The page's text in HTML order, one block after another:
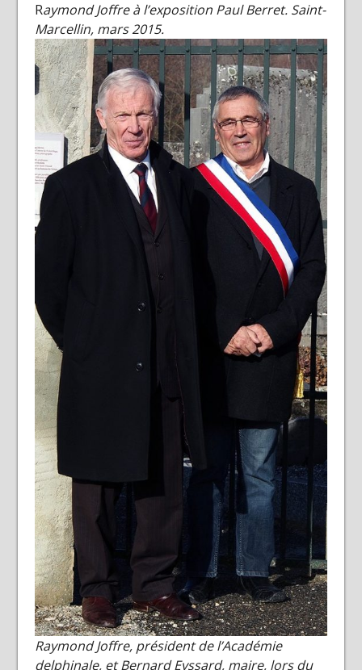
Raymond Joffre à l’exposition Paul Berret. Saint-
Marcellin, mars 2015.
Raymond Joffre, président de l’Académie
delphinale, et Bernard Eyssard, maire, lors du